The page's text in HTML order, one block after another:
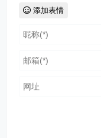
添加表情